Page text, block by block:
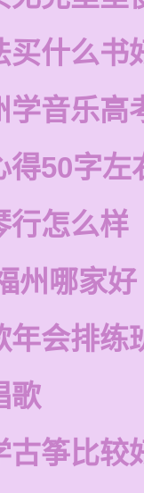
买什么书
学音乐高
得50字左
行怎么样
州哪家好
年会排练
歌
古筝比较